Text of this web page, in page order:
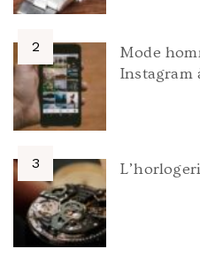
Mode
Instagram